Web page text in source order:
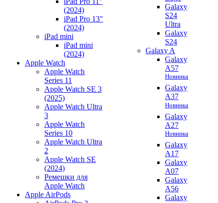
(2024)
iPad Pro 13"
(2024)
iPad mini
iPad mini
(2024)
Apple Watch
Apple Watch
Series 11
Apple Watch SE 3
(2025)
Apple Watch Ultra
3
Apple Watch
Series 10
Apple Watch Ultra
2
Apple Watch SE
(2024)
Ремешки для
Apple Watch
Apple AirPods
Galaxy
S24
Ultra
Galaxy
S24
Galaxy A
Galaxy
A57
Новинка
Galaxy
A37
Новинка
Galaxy
A27
Новинка
Galaxy
A17
Galaxy
A07
Galaxy
A56
Galaxy